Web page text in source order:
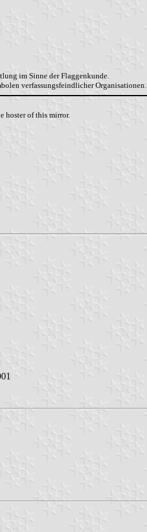
im Sinne der Flaggenkunde.
verfassungsfeindlicher Organisationen.
hoster of this mirror.